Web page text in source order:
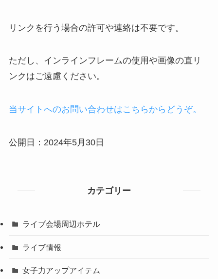
リンクを行う場合の許可や連絡は不要です。
ただし、インラインフレームの使用や画像の直リ
ンクはご遠慮ください。
当サイトへのお問い合わせはこちらからどうぞ。
公開日：2024年5月30日
カテゴリー
ライブ会場周辺ホテル
ライブ情報
女子力アップアイテム